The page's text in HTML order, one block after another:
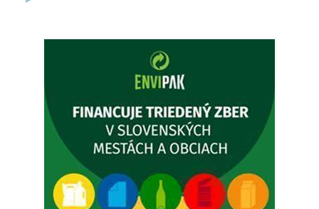
budeZATVORENÁ z dôvodu čerpania dovolenky. Akútne
prípady bude riešiť MUDr.Fisch…
Zajtrajší zvoz odpadu
Vážený občan, zajtra 5. 8. sa bude zvážať komunálny odpad.
4. augusta 2026 15:30
Dnešný zvoz odpadu